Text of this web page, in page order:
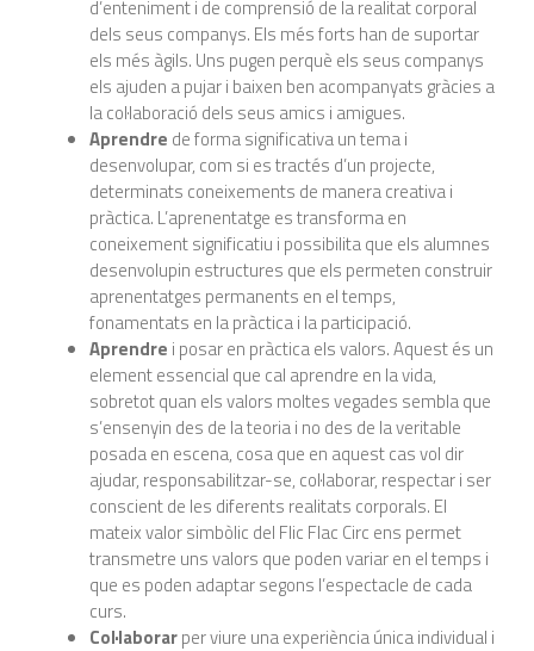
d’enteniment i de comprensió de la realitat corporal
dels seus companys. Els més forts han de suportar
els més àgils. Uns pugen perquè els seus companys
els ajuden a pujar i baixen ben acompanyats gràcies a
la col·laboració dels seus amics i amigues.
Aprendre de forma significativa un tema i
desenvolupar, com si es tractés d’un projecte,
determinats coneixements de manera creativa i
pràctica. L’aprenentatge es transforma en
coneixement significatiu i possibilita que els alumnes
desenvolupin estructures que els permeten construir
aprenentatges permanents en el temps,
fonamentats en la pràctica i la participació.
Aprendre i posar en pràctica els valors. Aquest és un
element essencial que cal aprendre en la vida,
sobretot quan els valors moltes vegades sembla que
s’ensenyin des de la teoria i no des de la veritable
posada en escena, cosa que en aquest cas vol dir
ajudar, responsabilitzar-se, col·laborar, respectar i ser
conscient de les diferents realitats corporals. El
mateix valor simbòlic del Flic Flac Circ ens permet
transmetre uns valors que poden variar en el temps i
que es poden adaptar segons l’espectacle de cada
curs.
Col·laborarper viure una experiència única individual i